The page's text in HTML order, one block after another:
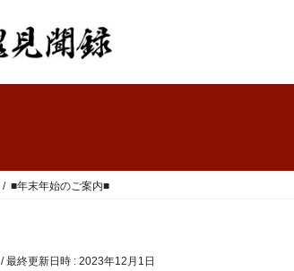
■年末年始のご案内■
/ 最終更新日時 : 2023年12月1日